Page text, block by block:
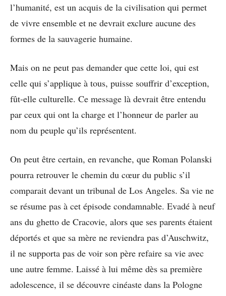
l’humanité, est un acquis de la civilisation qui permet
de vivre ensemble et ne devrait exclure aucune des
formes de la sauvagerie humaine.
Mais on ne peut pas demander que cette loi, qui est
celle qui s’applique à tous, puisse souffrir d’exception,
fût-elle culturelle. Ce message là devrait être entendu
par ceux qui ont la charge et l’honneur de parler au
nom du peuple qu’ils représentent.
On peut être certain, en revanche, que Roman Polanski
pourra retrouver le chemin du cœur du public s’il
comparait devant un tribunal de Los Angeles. Sa vie ne
se résume pas à cet épisode condamnable. Evadé à neuf
ans du ghetto de Cracovie, alors que ses parents étaient
déportés et que sa mère ne reviendra pas d’Auschwitz,
il ne supporta pas de voir son père refaire sa vie avec
une autre femme. Laissé à lui même dès sa première
adolescence, il se découvre cinéaste dans la Pologne